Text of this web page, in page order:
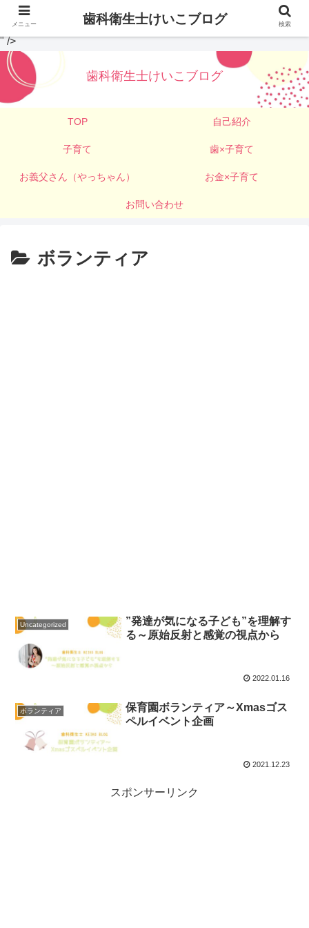
" />
歯科衛生士けいこブログ
TOP 自己紹介
子育て 歯×子育て
お義父さん（やっちゃん） お金×子育て
お問い合わせ
ボランティア
Uncategorized
”発達が気になる子ども”を理解す
る～原始反射と感覚の視点から
2022.01.16
ボランティア
保育園ボランティア～Xmasゴス
ペルイベント企画
2021.12.23
スポンサーリンク
メニュー 歯科衛生士けいこブログ 検索